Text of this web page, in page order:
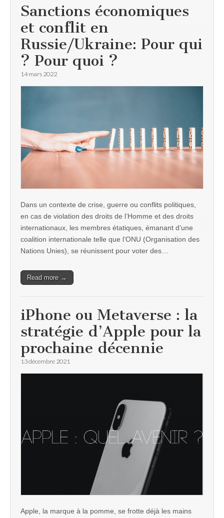
Sanctions économiques
et conflit en
Russie/Ukraine: Pour qui
? Pour quoi ?
14 mars 2022
Dans un contexte de crise, guerre ou conflits politiques,
en cas de violation des droits de l’Homme et des droits
internationaux, les membres étatiques, émanant d’une
coalition internationale telle que l’ONU (Organisation des
Nations Unies), se réunissent pour voter des…
Read more →
iPhone ou Metaverse : la
stratégie d’Apple pour la
prochaine décennie
13 décembre 2021
Apple, la marque à la pomme, se frotte déjà les mains